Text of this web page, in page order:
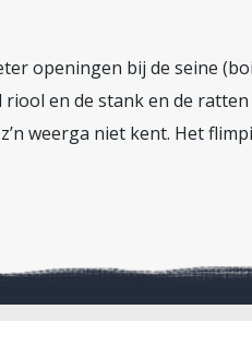
openingen bij de seine
en de stank en de
weerga niet kent. Het